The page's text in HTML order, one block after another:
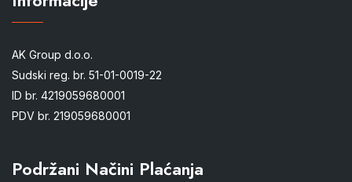
AK Group d.o.o.
Sudski reg. br. 51-01-0019-22
ID br. 4219059680001
PDV br. 219059680001
Podržani Načini Plaćanja